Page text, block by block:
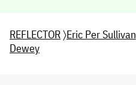
REFLECTOR〉Eric Per Sullivan
Dewey